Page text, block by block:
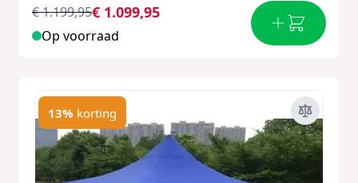
€ 1.099,95
€ 1.199,95
Op voorraad
13% korting